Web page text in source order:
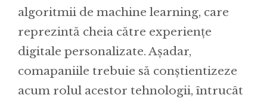
algoritmii de machine learning, care
reprezintă cheia către experiențe
digitale personalizate. Așadar,
comapaniile trebuie să conștientizeze
acum rolul acestor tehnologii, întrucât